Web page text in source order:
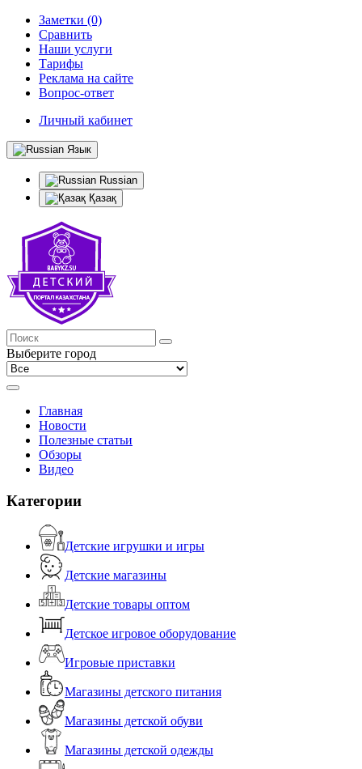
Заметки (0)
Сравнить
Наши услуги
Тарифы
Реклама на сайте
Вопрос-ответ
Личный кабинет
Язык
Russian
Қазақ
Выберите город
Главная
Новости
Полезные статьи
Обзоры
Видео
Категории
Детские игрушки и игры
Детские магазины
Детские товары оптом
Детское игровое оборудование
Игровые приставки
Магазины детского питания
Магазины детской обуви
Магазины детской одежды